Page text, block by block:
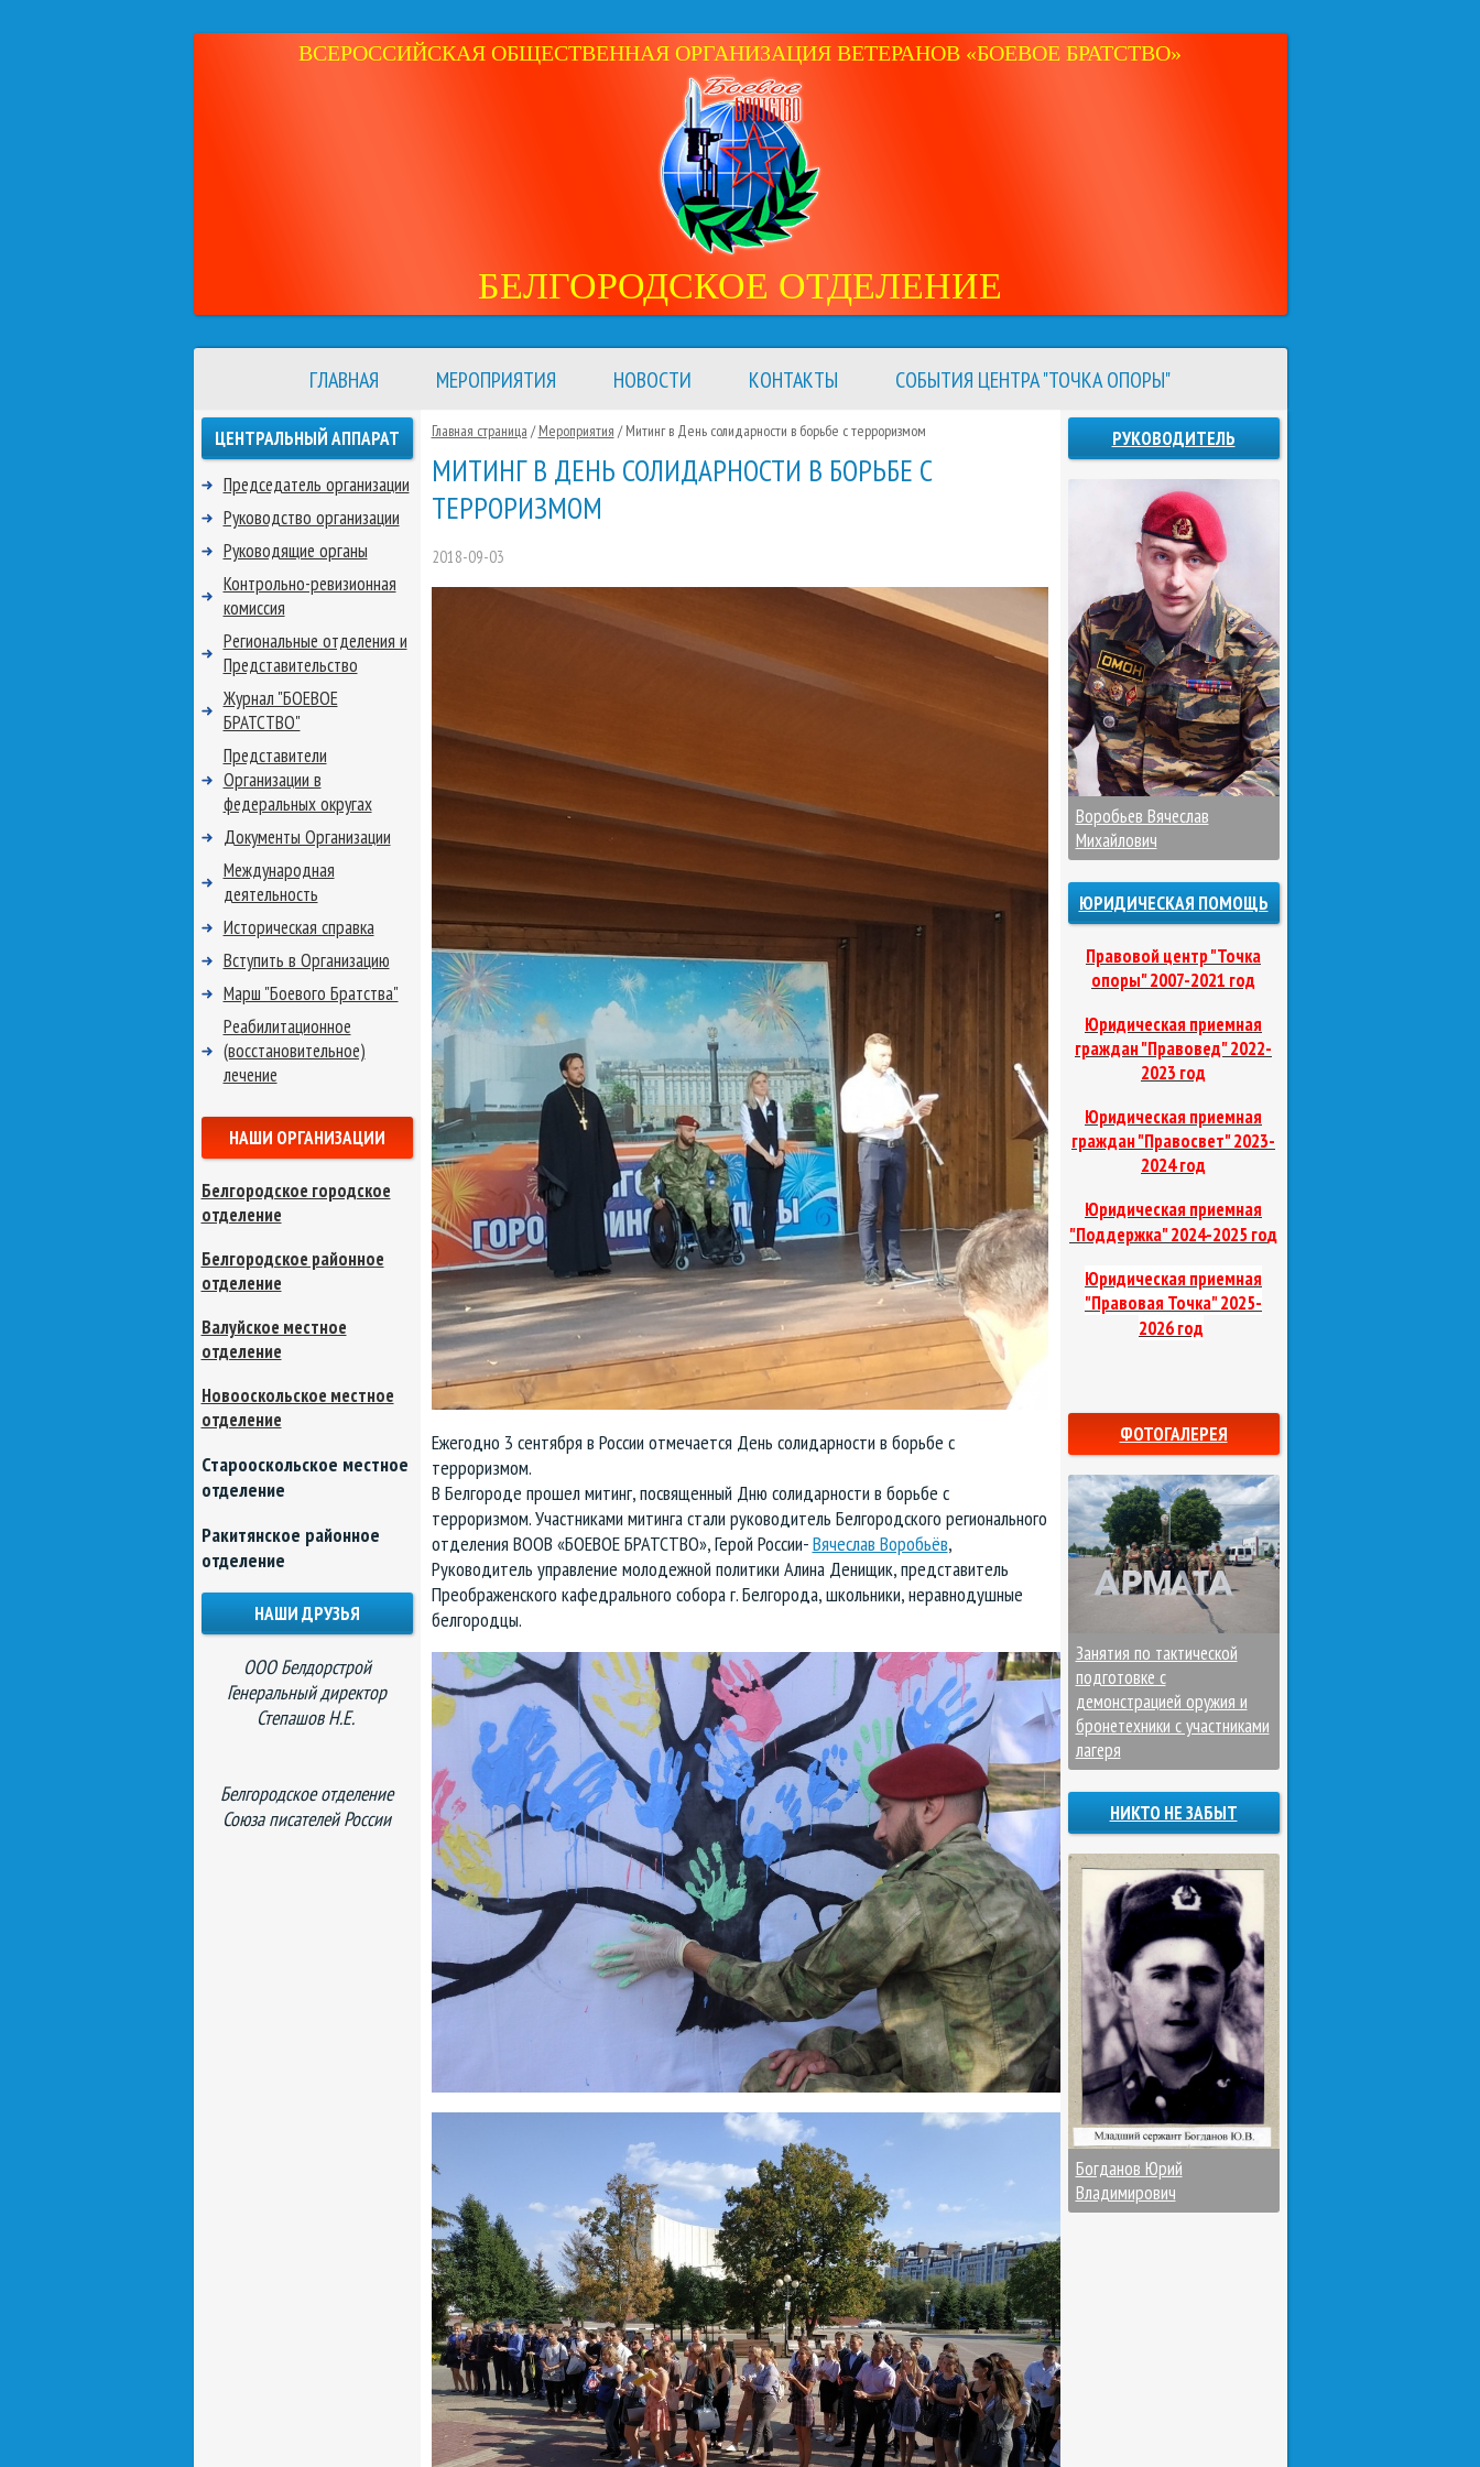
ВСЕРОССИЙСКАЯ ОБЩЕСТВЕННАЯ ОРГАНИЗАЦИЯ ВЕТЕРАНОВ «БОЕВОЕ БРАТСТВО»
БЕЛГОРОДСКОЕ ОТДЕЛЕНИЕ
ГЛАВНАЯ МЕРОПРИЯТИЯ НОВОСТИ КОНТАКТЫ СОБЫТИЯ ЦЕНТРА "ТОЧКА ОПОРЫ"
Главная страница /Мероприятия /Митинг в День солидарности в борьбе с терроризмом
МИТИНГ В ДЕНЬ СОЛИДАРНОСТИ В БОРЬБЕ С
ТЕРРОРИЗМОМ
2018-09-03
Ежегодно 3 сентября в России отмечается День солидарности в борьбе с
терроризмом.
В Белгороде прошел митинг, посвященный Дню солидарности в борьбе с
терроризмом. Участниками митинга стали руководитель Белгородского регионального
отделения ВООВ «БОЕВОЕ БРАТСТВО», Герой России-Вячеслав Воробьёв,
Руководитель управление молодежной политики Алина Денищик, представитель
Преображенского кафедрального собора г. Белгорода, школьники, неравнодушные
белгородцы.
ЦЕНТРАЛЬНЫЙ АППАРАТ
Председатель организации
Руководство организации
Руководящие органы
Контрольно-ревизионная
комиссия
Региональные отделения и
Представительство
Журнал "БОЕВОЕ
БРАТСТВО"
Представители
Организации в
федеральных округах
Документы Организации
Международная
деятельность
Историческая справка
Вступить в Организацию
Марш "Боевого Братства"
Реабилитационное
(восстановительное)
лечение
НАШИ ОРГАНИЗАЦИИ
Белгородское городское
отделение
Белгородское районное
отделение
Валуйское местное
отделение
Новооскольское местное
отделение
Старооскольское местное
отделение
Ракитянское районное
отделение
НАШИ ДРУЗЬЯ
ООО Белдорстрой
Генеральный директор
Степашов Н.Е.
Белгородское отделение
Союза писателей России
РУКОВОДИТЕЛЬ
Воробьев Вячеслав
Михайлович
ЮРИДИЧЕСКАЯ ПОМОЩЬ
Правовой центр "Точка
опоры" 2007-2021 год
Юридическая приемная
граждан "Правовед"2022-
2023 год
Юридическая приемная
граждан "Правосвет"2023-
2024 год
Юридическая приемная
"Поддержка"2024-2025 год
Юридическая приемная
"Правовая Точка"2025-
2026 год
ФОТОГАЛЕРЕЯ
Занятия по тактической
подготовке с
демонстрацией оружия и
бронетехники с участниками
лагеря
НИКТО НЕ ЗАБЫТ
Богданов Юрий
Владимирович